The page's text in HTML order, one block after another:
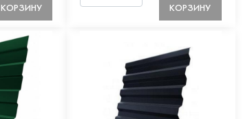
КОРЗИНУ
КОРЗИНУ